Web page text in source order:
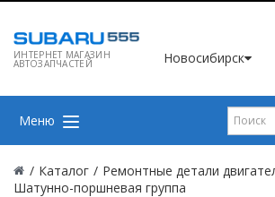
ИНТЕРНЕТ МАГАЗИН
АВТОЗАПЧАСТЕЙ Новосибирск
Меню
/ Каталог / Ремонтные детали
Шатунно-поршневая группа